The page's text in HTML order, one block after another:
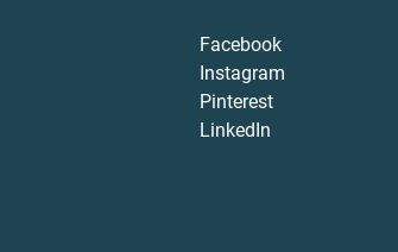
Facebook
Instagram
Pinterest
LinkedIn